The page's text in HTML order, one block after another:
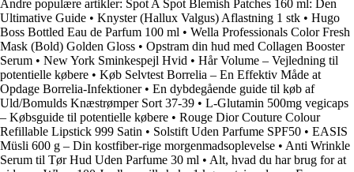
Andre populære artikler: Spot A Spot Blemish Patches 160 ml: Den
Ultimative Guide • Knyster (Hallux Valgus) Aflastning 1 stk • Hugo
Boss Bottled Eau de Parfum 100 ml • Wella Professionals Color Fresh
Mask (Bold) Golden Gloss • Opstram din hud med Collagen Booster
Serum • New York Sminkespejl Hvid • Hår Volume – Vejledning til
potentielle købere • Køb Selvtest Borrelia – En Effektiv Måde at
Opdage Borrelia-Infektioner• En dybdegående guide til køb af
Uld/Bomulds Knæstrømper Sort 37-39 • L-Glutamin 500mg vegicaps
– Købsguide til potentielle købere • Rouge Dior Couture Colour
Refillable Lipstick 999 Satin • Solstift Uden Parfume SPF50 • EASIS
Müsli 600 g – Din kostfiber-rige morgenmadsoplevelse • Anti Wrinkle
Serum til Tør Hud Uden Parfume 30 ml • Alt, hvad du har brug for at